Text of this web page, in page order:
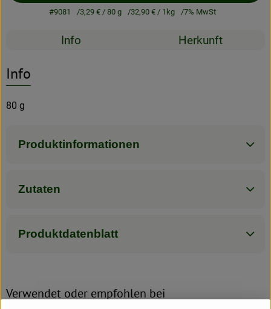
#9081 3,29 € / 80 g 32,90 € / 1kg 7% MwSt
Info Herkunft
Info
80 g
Produktinformationen
Zutaten
Produktdatenblatt
Verwendet oder empfohlen bei